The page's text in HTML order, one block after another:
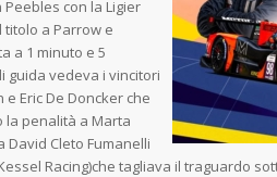
con la Ligier
titolo a Parrow e
a 1 minuto e 5
guida vedeva i vincitori
Eric De Doncker che
la penalità a Marta
David Cleto Fumanelli
Racing)che tagliava il traguardo